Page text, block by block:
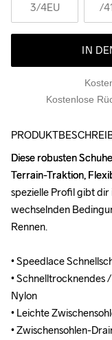
3/4EU
/
IN
Kostenlose
Diese robusten
Terrain-Traktion,
spezielle Profil gibt dir
wechselnden
Rennen.
• Speedlace
• Schnelltrocknendes
Nylon
• Leichte
• Zwischensohlen-
Diese robusten
Terrain-Traktion,
spezielle Profil gibt dir
wechselnden
Rennen.
• Speedlace
• Schnelltrocknendes
Nylon
• Leichte
• Zwischensohlen-